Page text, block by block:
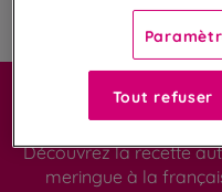
Découvrez la recette
meringue à la
Tout refuser